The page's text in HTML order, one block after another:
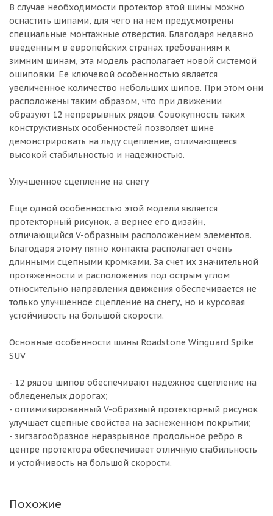
В случае необходимости протектор этой шины можно
оснастить шипами, для чего на нем предусмотрены
специальные монтажные отверстия. Благодаря недавно
введенным в европейских странах требованиям к
зимним шинам, эта модель располагает новой системой
ошиповки. Ее ключевой особенностью является
увеличенное количество небольших шипов. При этом они
расположены таким образом, что при движении
образуют 12 непрерывных рядов. Совокупность таких
конструктивных особенностей позволяет шине
демонстрировать на льду сцепление, отличающееся
высокой стабильностью и надежностью.
Улучшенное сцепление на снегу
Еще одной особенностью этой модели является
протекторный рисунок, а вернее его дизайн,
отличающийся V-образным расположением элементов.
Благодаря этому пятно контакта располагает очень
длинными сцепными кромками. За счет их значительной
протяженности и расположения под острым углом
относительно направления движения обеспечивается не
только улучшенное сцепление на снегу, но и курсовая
устойчивость на большой скорости.
Основные особенности шины Roadstone Winguard Spike
SUV
- 12 рядов шипов обеспечивают надежное сцепление на
обледенелых дорогах;
- оптимизированный V-образный протекторный рисунок
улучшает сцепные свойства на заснеженном покрытии;
- зигзагообразное неразрывное продольное ребро в
центре протектора обеспечивает отличную стабильность
и устойчивость на большой скорости.
Похожие